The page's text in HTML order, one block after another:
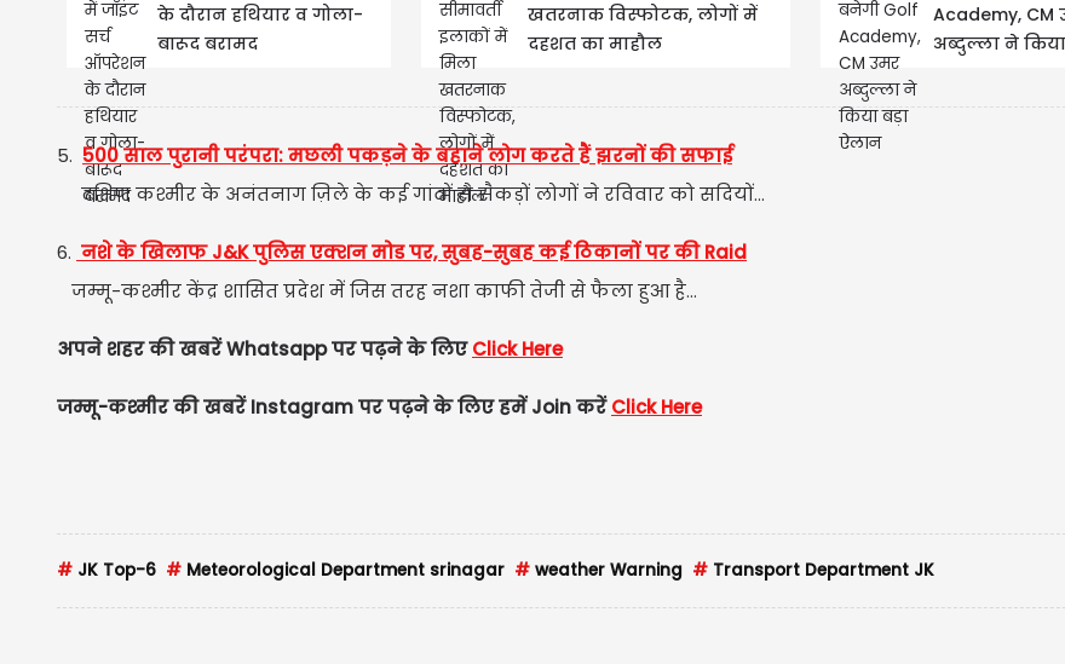
के दौरान हथियार व गोला-
बारूद बरामद
खतरनाक विस्फोटक, लोगों में
दहशत का माहौल
Academy, CM
अब्दुल्ला ने
5. 500 साल पुरानी परंपरा: मछली पकड़ने के बहाने लोग करते हैं झरनों की सफाई
दक्षिण कश्मीर के अनंतनाग ज़िले के कई गांवों से सैकड़ों लोगों ने रविवार को सदियों...
6. नशे के खिलाफ J&K पुलिस एक्शन मोड पर, सुबह-सुबह कई ठिकानों पर की Raid
जम्मू-कश्मीर केंद्र शासित प्रदेश में जिस तरह नशा काफी तेजी से फैला हुआ है...
अपने शहर की खबरें Whatsapp पर पढ़ने के लिएClick Here
जम्मू-कश्मीर की खबरें Instagram पर पढ़ने के लिए हमें Join करेंClick Here
# JK Top-6 # Meteorological Department srinagar # weather Warning # Transport Department JK